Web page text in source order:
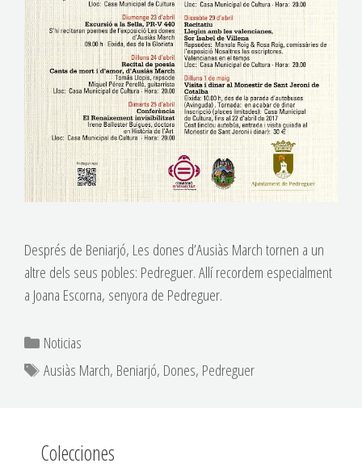
Després de Beniarjó, Les dones d’Ausiàs March tornen a un
altre dels seus pobles: Pedreguer. Allí recordem especialment
a Joana Escorna, senyora de Pedreguer.
Noticias
Ausiàs March, Beniarjó, Dones, Pedreguer
Colecciones